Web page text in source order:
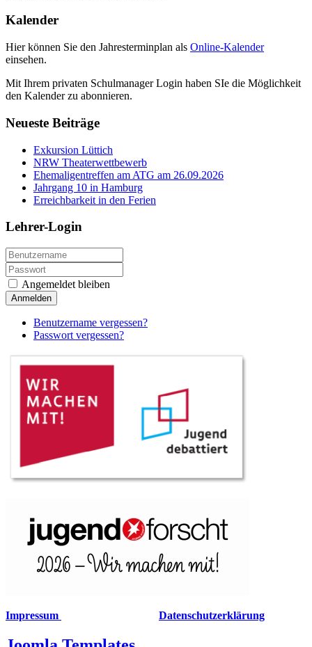
Kalender
Hier können Sie den Jahresterminplan als Online-Kalender
einsehen.
Mit Ihrem privaten Schulmanager Login haben SIe die Möglichkeit
den Kalender zu abonnieren.
Neueste Beiträge
Exkursion Lüttich
NRW Theaterwettbewerb
Ehemaligentreffen am ATG am 26.09.2026
Jahrgang 10 in Hamburg
Erreichbarkeit in den Ferien
Lehrer-Login
Angemeldet bleiben
Anmelden
Benutzername vergessen?
Passwort vergessen?
Impressum Datenschutzerklärung